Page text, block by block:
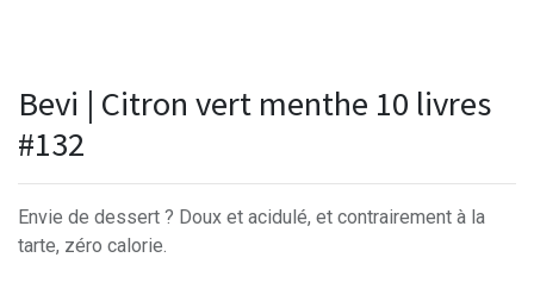
Bevi | Citron vert menthe 10 livres
#132
Envie de dessert ? Doux et acidulé, et contrairement à la
tarte, zéro calorie.